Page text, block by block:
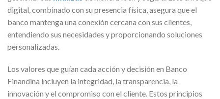
digital, combinado con su presencia física, asegura que el
banco mantenga una conexión cercana con sus clientes,
entendiendo sus necesidades y proporcionando soluciones
personalizadas.
Los valores que guían cada acción y decisión en Banco
Finandina incluyen la integridad, la transparencia, la
innovación y el compromiso con el cliente. Estos principios